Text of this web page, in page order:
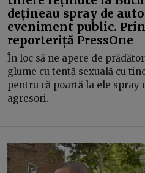
dețineau spray de
eveniment public.
reporteriță PressOne
În loc să ne apere de
glume cu tentă sexuală cu
pentru că poartă la ele spray
agresori.